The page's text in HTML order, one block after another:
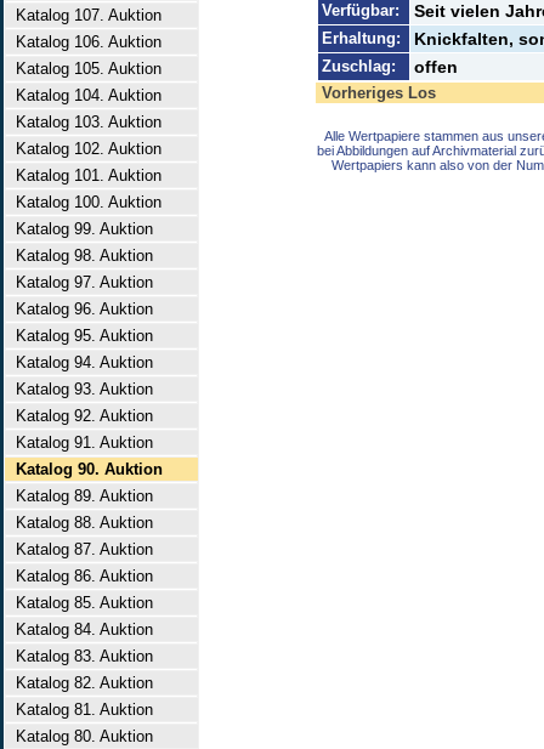
Katalog 107. Auktion
Katalog 106. Auktion
Katalog 105. Auktion
Katalog 104. Auktion
Katalog 103. Auktion
Katalog 102. Auktion
Katalog 101. Auktion
Katalog 100. Auktion
Katalog 99. Auktion
Katalog 98. Auktion
Katalog 97. Auktion
Katalog 96. Auktion
Katalog 95. Auktion
Katalog 94. Auktion
Katalog 93. Auktion
Katalog 92. Auktion
Katalog 91. Auktion
Katalog 90. Auktion
Katalog 89. Auktion
Katalog 88. Auktion
Katalog 87. Auktion
Katalog 86. Auktion
Katalog 85. Auktion
Katalog 84. Auktion
Katalog 83. Auktion
Katalog 82. Auktion
Katalog 81. Auktion
Katalog 80. Auktion
Verfügbar: Seit vielen
Erhaltung: Knickfalten,
Zuschlag: offen
Vorheriges Los
Alle Wertpapiere stammen aus
bei Abbildungen auf Archivmaterial
Wertpapiers kann also von der